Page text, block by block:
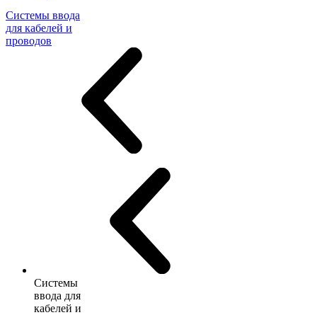
Системы ввода
для кабелей и
проводов
Системы
ввода для
кабелей и